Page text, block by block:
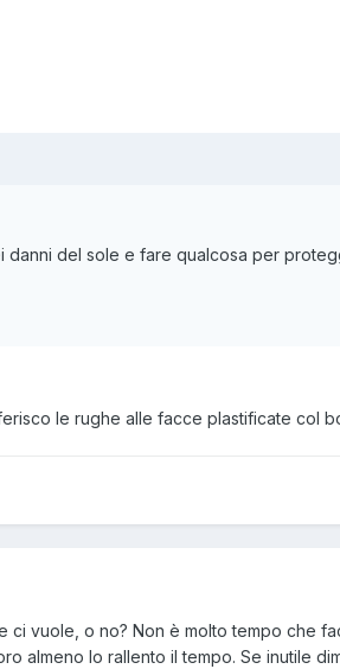
del sole e fare qualcosa per
le rughe alle facce plastificate col
vuole, o no? Non è molto tempo che
almeno lo rallento il tempo. Se inutile